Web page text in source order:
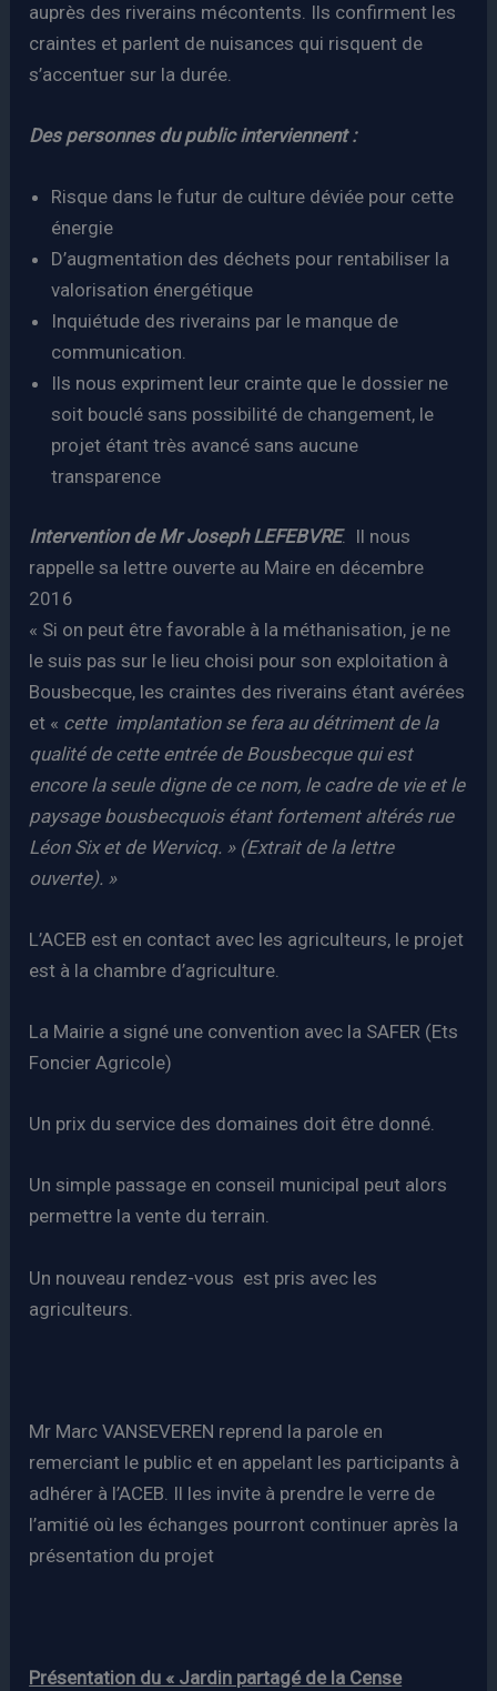
auprès des riverains mécontents. Ils confirment les
craintes et parlent de nuisances qui risquent de
s’accentuer sur la durée.
Des personnes du public interviennent :
Risque dans le futur de culture déviée pour cette
énergie
D’augmentation des déchets pour rentabiliser la
valorisation énergétique
Inquiétude des riverains par le manque de
communication.
Ils nous expriment leur crainte que le dossier ne
soit bouclé sans possibilité de changement, le
projet étant très avancé sans aucune
transparence
Intervention de Mr Joseph LEFEBVRE. Il nous
rappelle sa lettre ouverte au Maire en décembre
2016
« Si on peut être favorable à la méthanisation, je ne
le suis pas sur le lieu choisi pour son exploitation à
Bousbecque, les craintes des riverains étant avérées
et « cette implantation se fera au détriment de la
qualité de cette entrée de Bousbecque qui est
encore la seule digne de ce nom, le cadre de vie et le
paysage bousbecquois étant fortement altérés rue
Léon Six et de Wervicq. » (Extrait de la lettre
ouverte). »
L’ACEB est en contact avec les agriculteurs, le projet
est à la chambre d’agriculture.
La Mairie a signé une convention avec la SAFER (Ets
Foncier Agricole)
Un prix du service des domaines doit être donné.
Un simple passage en conseil municipal peut alors
permettre la vente du terrain.
Un nouveau rendez-vous est pris avec les
agriculteurs.
Mr Marc VANSEVEREN reprend la parole en
remerciant le public et en appelant les participants à
adhérer à l’ACEB. Il les invite à prendre le verre de
l’amitié où les échanges pourront continuer après la
présentation du projet
Présentation du « Jardin partagé de la Cense